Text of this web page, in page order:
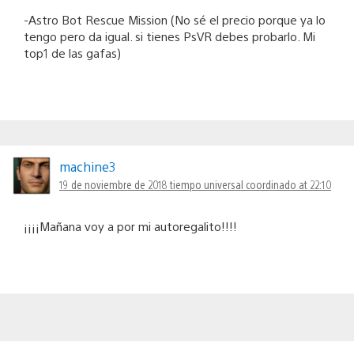
-Astro Bot Rescue Mission (No sé el precio porque ya lo
tengo pero da igual. si tienes PsVR debes probarlo. Mi
top1 de las gafas)
machine3
19 de noviembre de 2018 tiempo universal coordinado at 22:10
¡¡¡¡Mañana voy a por mi autoregalito!!!!